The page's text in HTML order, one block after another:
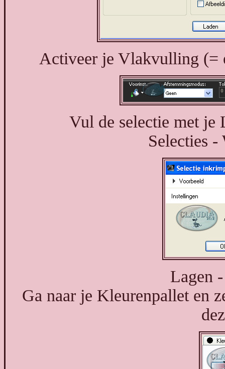
Activeer je Vlakvulling (=
Vul de selectie met je
Selecties
Lagen
Ga naar je Kleurenpallet en